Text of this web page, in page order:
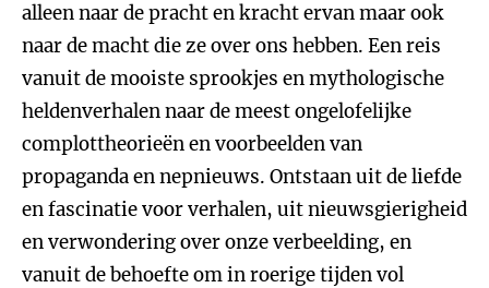
alleen naar de pracht en kracht ervan maar ook
naar de macht die ze over ons hebben. Een reis
vanuit de mooiste sprookjes en mythologische
heldenverhalen naar de meest ongelofelijke
complottheorieën en voorbeelden van
propaganda en nepnieuws. Ontstaan uit de liefde
en fascinatie voor verhalen, uit nieuwsgierigheid
en verwondering over onze verbeelding, en
vanuit de behoefte om in roerige tijden vol